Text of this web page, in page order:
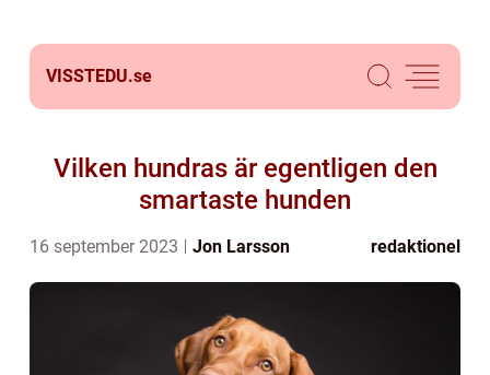
VISSTEDU.se
Vilken hundras är egentligen den
smartaste hunden
16 september 2023 Jon Larsson redaktionel